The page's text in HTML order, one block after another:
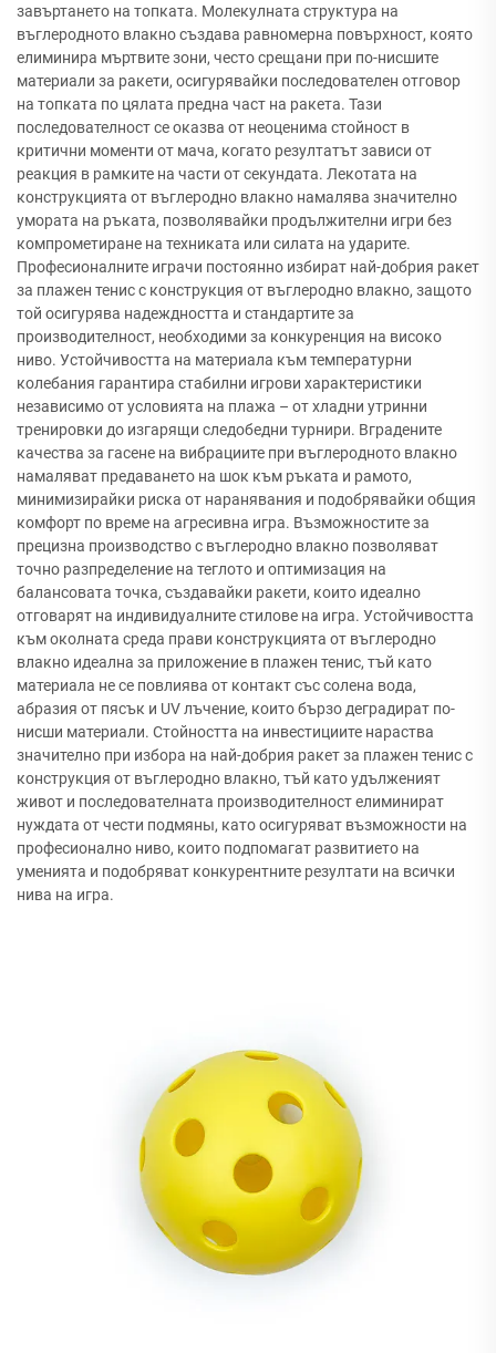
завъртането на топката. Молекулната структура на
въглеродното влакно създава равномерна повърхност, която
елиминира мъртвите зони, често срещани при по-нисшите
материали за ракети, осигурявайки последователен отговор
на топката по цялата предна част на ракета. Тази
последователност се оказва от неоценима стойност в
критични моменти от мача, когато резултатът зависи от
реакция в рамките на части от секундата. Лекотата на
конструкцията от въглеродно влакно намалява значително
умората на ръката, позволявайки продължителни игри без
компрометиране на техниката или силата на ударите.
Професионалните играчи постоянно избират най-добрия ракет
за плажен тенис с конструкция от въглеродно влакно, защото
той осигурява надеждността и стандартите за
производителност, необходими за конкуренция на високо
ниво. Устойчивостта на материала към температурни
колебания гарантира стабилни игрови характеристики
независимо от условията на плажа – от хладни утринни
тренировки до изгарящи следобедни турнири. Вградените
качества за гасене на вибрациите при въглеродното влакно
намаляват предаването на шок към ръката и рамото,
минимизирайки риска от наранявания и подобрявайки общия
комфорт по време на агресивна игра. Възможностите за
прецизна производство с въглеродно влакно позволяват
точно разпределение на теглото и оптимизация на
балансовата точка, създавайки ракети, които идеално
отговарят на индивидуалните стилове на игра. Устойчивостта
към околната среда прави конструкцията от въглеродно
влакно идеална за приложение в плажен тенис, тъй като
материала не се повлиява от контакт със солена вода,
абразия от пясък и UV лъчение, които бързо деградират по-
нисши материали. Стойността на инвестициите нараства
значително при избора на най-добрия ракет за плажен тенис с
конструкция от въглеродно влакно, тъй като удълженият
живот и последователната производителност елиминират
нуждата от чести подмяны, като осигуряват възможности на
професионално ниво, които подпомагат развитието на
уменията и подобряват конкурентните резултати на всички
нива на игра.